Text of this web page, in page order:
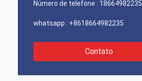
Número de telefone : 18664982235
whatsapp : +8618664982235
Contato